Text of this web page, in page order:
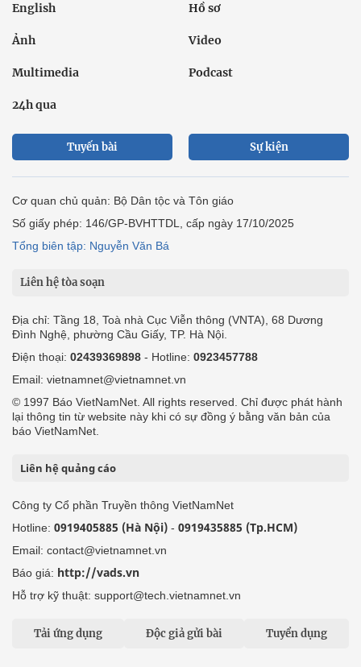
English Hồ sơ
Ảnh Video
Multimedia Podcast
24h qua
Tuyến bài Sự kiện
Cơ quan chủ quản: Bộ Dân tộc và Tôn giáo
Số giấy phép: 146/GP-BVHTTDL, cấp ngày 17/10/2025
Tổng biên tập: Nguyễn Văn Bá
Liên hệ tòa soạn
Địa chỉ: Tầng 18, Toà nhà Cục Viễn thông (VNTA), 68 Dương
Đình Nghệ, phường Cầu Giấy, TP. Hà Nội.
Điện thoại: 02439369898 - Hotline: 0923457788
Email: vietnamnet@vietnamnet.vn
© 1997 Báo VietNamNet. All rights reserved. Chỉ được phát hành
lại thông tin từ website này khi có sự đồng ý bằng văn bản của
báo VietNamNet.
Liên hệ quảng cáo
Công ty Cổ phần Truyền thông VietNamNet
Hotline: 0919405885 (Hà Nội) - 0919435885 (Tp.HCM)
Email: contact@vietnamnet.vn
Báo giá: http://vads.vn
Hỗ trợ kỹ thuật: support@tech.vietnamnet.vn
Tải ứng dụng Độc giả gửi bài Tuyển dụng